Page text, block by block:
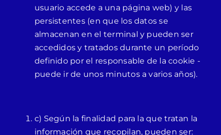
usuario accede a una página web) y las
persistentes (en que los datos se
almacenan en el terminal y pueden ser
accedidos y tratados durante un período
definido por el responsable de la cookie -
puede ir de unos minutos a varios años).
c) Según la finalidad para la que tratan la
información que recopilan, pueden ser: